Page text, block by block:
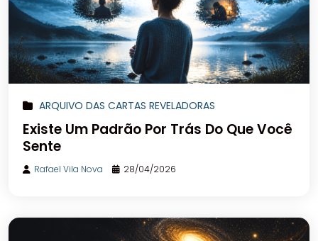
ARQUIVO DAS CARTAS REVELADORAS
Existe Um Padrão Por Trás Do Que Você
Sente
Rafael Vila Nova 28/04/2026